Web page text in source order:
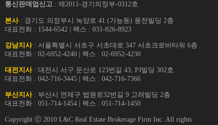
통신판매업신고 : 제2011-경기의정부-0312호
본사: 경기도 의정부시 녹양로 41 (가능동) 풍전빌딩 2층
대표전화 : 1544-6542 | 팩스 : 031-826-8923
강남지사: 서울특별시 서초구 서초대로 347 서초크로바타워 6층
대표전화 : 02-6952-4240 | 팩스 : 02-6952-4230
대전지사: 대전시 서구 둔산로 123번길 43, PJ빌딩 302호
대표전화 : 042-716-3445 | 팩스 : 042-716-7366
부산지사: 부산시 연제구 법원로32번길 9 고려빌딩 2층
대표전화 : 051-714-1454 | 팩스 : 051-714-1450
Copyright ⓒ 2010 L&C Real Estate Brokerage Firm Inc. All rights